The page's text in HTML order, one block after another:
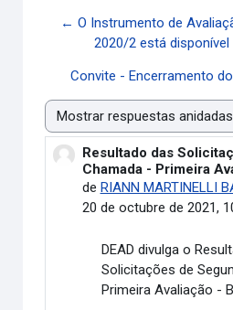
← O Instrumento de
2020/2 está disponível
Convite - Encerramento
Mostrar modo
Resultado das
Chamada - Primeira
de RIANN MARTINELLI
20 de octubre de 2021,
Número de respuestas: 0
DEAD divulga o
Solicitações de
Primeira Avaliação -